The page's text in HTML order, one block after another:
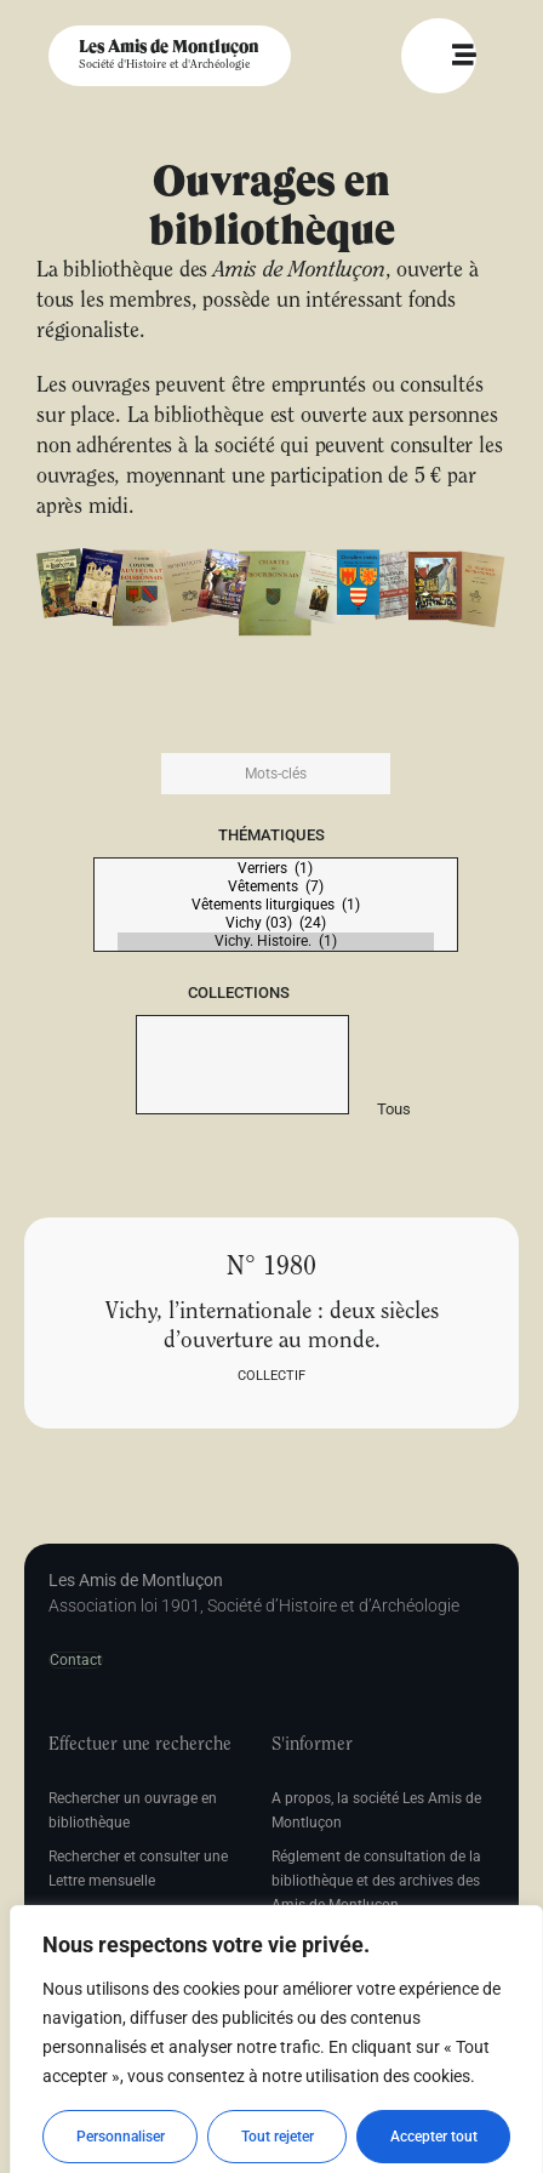
Nous respectons votre vie privée.
Nous utilisons des cookies pour améliorer votre expérience de
navigation, diffuser des publicités ou des contenus
personnalisés et analyser notre trafic. En cliquant sur « Tout
accepter », vous consentez à notre utilisation des cookies.
Personnaliser Tout rejeter Accepter tout
Les Amis de Montluçon
Société d'Histoire et d'Archéologie
Ouvrages en
bibliothèque
La bibliothèque desAmis de Montluçon, ouverte à
tous les membres, possède un intéressant fonds
régionaliste.
Les ouvrages peuvent être empruntés ou consultés
sur place. La bibliothèque est ouverte aux personnes
non adhérentes à la société qui peuvent consulter les
ouvrages, moyennant une participation de 5 € par
après midi.
THÉMATIQUES
COLLECTIONS
Tous
N° 1980
Vichy, l’internationale : deux siècles
d’ouverture au monde.
COLLECTIF
Les Amis de Montluçon
Association loi 1901, Société d’Histoire et d’Archéologie
Contact
Effectuer une recherche
Rechercher un ouvrage en
bibliothèque
Rechercher et consulter une
Lettre mensuelle
mensuelle
S'informer
A propos, la société Les Amis de
Montluçon
Réglement de consultation de la
bibliothèque et des archives des
Amis de Montluçon
Mentions légales
Adhérer